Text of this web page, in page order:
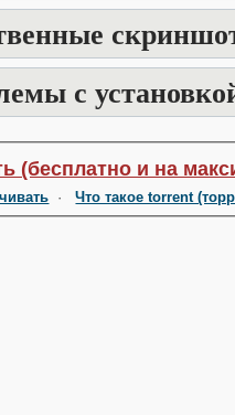
с
(бесплатно и на
·Что такое torrent